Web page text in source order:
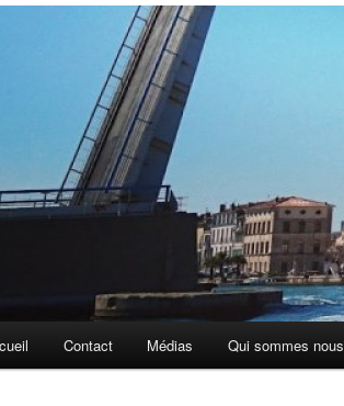
Contact Médias Qui sommes